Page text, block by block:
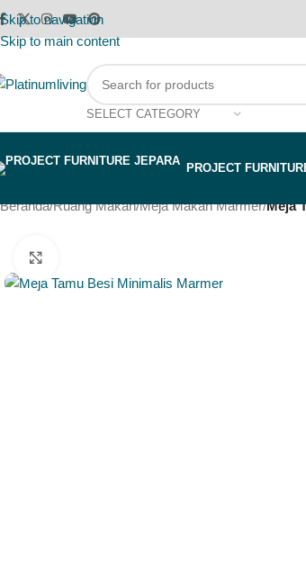
Skip to navigation
Skip to main content
SELECT CATEGORY
PROJECT
Beranda/Ruang Makan/Meja Makan Marmer/Meja